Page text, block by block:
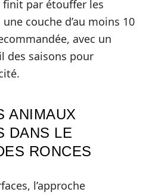
finit par étouffer les
couche d’au moins 10
avec un
des saisons pour
ANIMAUX
DANS LE
RONCES
l’approche